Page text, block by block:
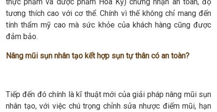
tương thích cao với cơ thể. Chính vì thế không chỉ mang đến
tính thẩm mỹ cao mà sức khỏe của khách hàng cũng được
đảm bảo.
Nâng mũi sụn nhân tạo kết hợp sụn tự thân có an toàn?
Tiếp đến đó chính là kĩ thuật mới của giải pháp nâng mũi sụn
nhân tạo, với việc chú trọng chỉnh sửa nhược điểm mũi, hạn